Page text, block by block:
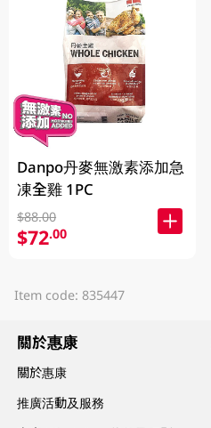
Danpo丹麥無激素添加急
凍全雞 1PC
$88.00
$72.00
Item code: 835447
關於惠康
關於惠康
推廣活動及服務